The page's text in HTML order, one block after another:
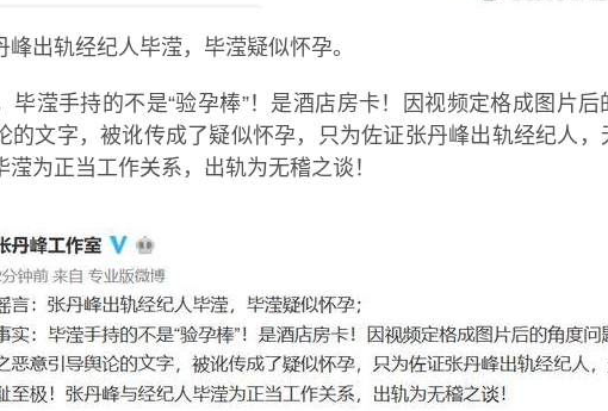
出轨经纪人毕滢，毕滢疑似怀孕。
毕滢手持的不是“验孕棒”！是酒店房卡！因视频定格成图片后
的文字，被讹传成了疑似怀孕，只为佐证张丹峰出轨经纪人，
为正当工作关系，出轨为无稽之谈！